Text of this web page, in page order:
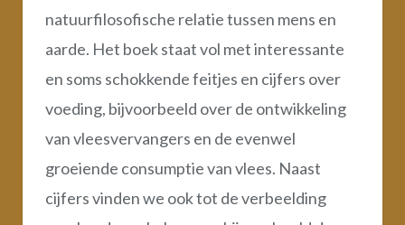
natuurfilosofische relatie tussen mens en
aarde. Het boek staat vol met interessante
en soms schokkende feitjes en cijfers over
voeding, bijvoorbeeld over de ontwikkeling
van vleesvervangers en de evenwel
groeiende consumptie van vlees. Naast
cijfers vinden we ook tot de verbeelding